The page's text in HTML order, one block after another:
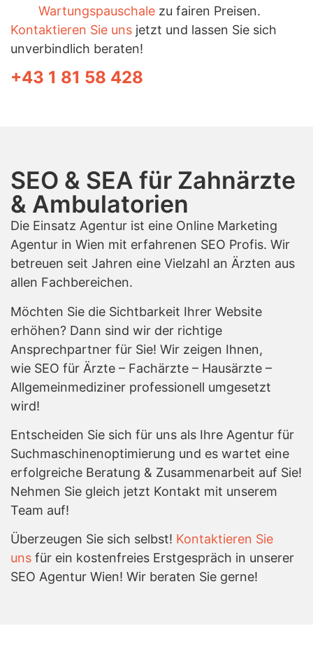
Wartungspauschale zu fairen Preisen.
Kontaktieren Sie uns jetzt und lassen Sie sich
unverbindlich beraten!
+43 1 81 58 428
SEO & SEA für Zahnärzte
& Ambulatorien
Die Einsatz Agentur ist eine Online Marketing
Agentur in Wien mit erfahrenen SEO Profis. Wir
betreuen seit Jahren eine Vielzahl an Ärzten aus
allen Fachbereichen.
Möchten Sie die Sichtbarkeit Ihrer Website
erhöhen? Dann sind wir der richtige
Ansprechpartner für Sie! Wir zeigen Ihnen,
wie SEO für Ärzte – Fachärzte – Hausärzte –
Allgemeinmediziner professionell umgesetzt
wird!
Entscheiden Sie sich für uns als Ihre Agentur für
Suchmaschinenoptimierung und es wartet eine
erfolgreiche Beratung & Zusammenarbeit auf Sie!
Nehmen Sie gleich jetzt Kontakt mit unserem
Team auf!
Überzeugen Sie sich selbst! Kontaktieren Sie
uns für ein kostenfreies Erstgespräch in unserer
SEO Agentur Wien! Wir beraten Sie gerne!